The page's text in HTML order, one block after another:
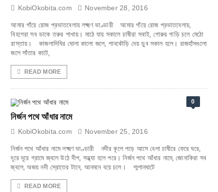
KobiOkobita.com November 28, 2016
আমার গাঁয়ে রোজ প্রভাতবেলায় লক্ষ্মণ ভাণ্ডারী আমার গাঁয়ে রোজ প্রভাতবেলায়,
বিহগেরা সব ডাকে তরুর শাখায়। মাঠে যায় সকালে চাষীরা সবাই, গোরুর গাড়ি চলে মেঠো
রাস্তায়। কাজলাদিঘির ঘোলা কালো জলে, পানকৌড়ি দেয় ডুব সকাল হলে। রাজহাঁসগুলো
জলে সাঁতার কাটে,
READ MORE
0
নির্জন পথে আঁধার নামে
KobiOkobita.com November 25, 2016
নির্জন পথে আঁধার নামে লক্ষ্মণ ভাণ্ডারী নদীর কূলে পড়ে আসে বেলা চাষীরে ফেরে ঘরে,
দূরে দূরে গ্রামে জ্বলে উঠে দীপ, সন্ধ্যা হলে পরে। নির্জন পথে আঁধার নামে, জোনাকিরা সব
জ্বলে, অজয় নদী স্রোতের টানে, আনমনে বয়ে চলে। শ্মশানঘাটে
READ MORE